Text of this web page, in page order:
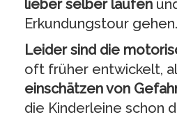
lieber selber laufen
Erkundungstour gehen.
Leider sind die
oft früher entwickelt,
einschätzen von
die Kinderleine schon